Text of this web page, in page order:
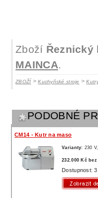
Zboží Řeznický
MAINCA.
ZBOŽÍ>Kuchyňské stroje >
PODOBNÉ
CM14 - Kutr na maso
Varianty: 230
232.000 Kč bez
Dostupnost: